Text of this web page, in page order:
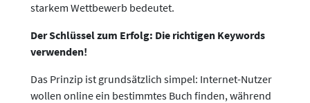
starkem Wettbewerb bedeutet.
Der Schlüssel zum Erfolg: Die richtigen Keywords
verwenden!
Das Prinzip ist grundsätzlich simpel: Internet-Nutzer
wollen online ein bestimmtes Buch finden, während